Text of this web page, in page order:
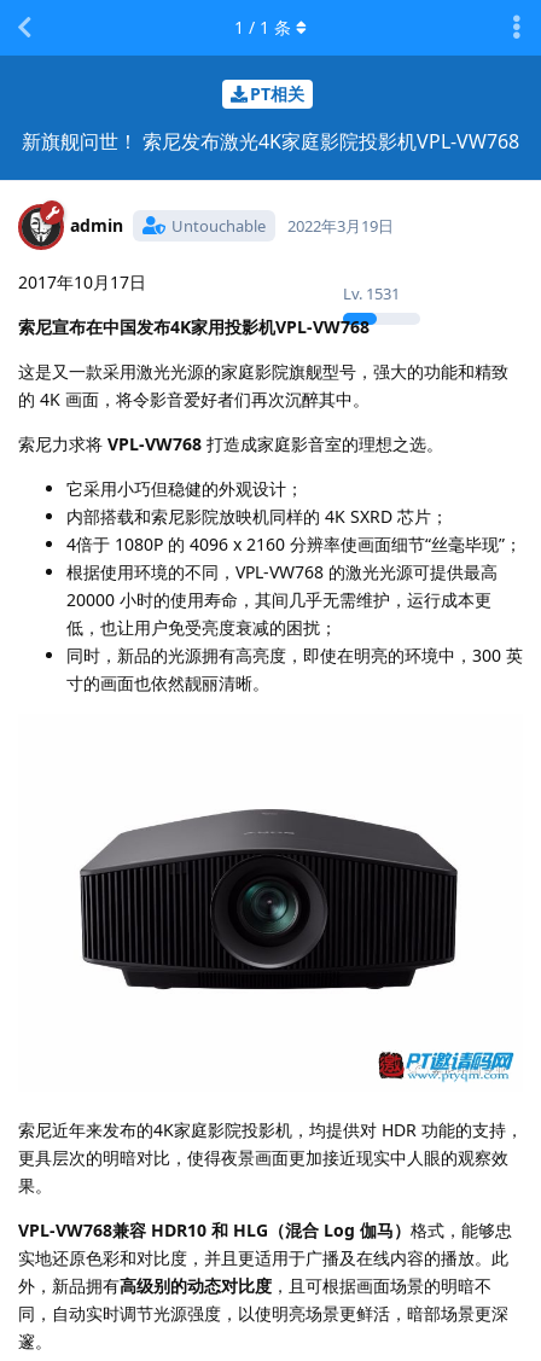
PT相关
新旗舰问世！ 索尼发布激光4K家庭影院投影机VPL-VW768
1 / 1 条
admin Untouchable
Lv. 1531
2022年3月19日
2017年10月17日
索尼宣布在中国发布4K家用投影机VPL-VW768
这是又一款采用激光光源的家庭影院旗舰型号，强大的功能和精致
的 4K 画面，将令影音爱好者们再次沉醉其中。
索尼力求将 VPL-VW768 打造成家庭影音室的理想之选。
它采用小巧但稳健的外观设计；
内部搭载和索尼影院放映机同样的 4K SXRD 芯片；
4倍于 1080P 的 4096 x 2160 分辨率使画面细节“丝毫毕现”；
根据使用环境的不同，VPL-VW768 的激光光源可提供最高
20000 小时的使用寿命，其间几乎无需维护，运行成本更
低，也让用户免受亮度衰减的困扰；
同时，新品的光源拥有高亮度，即使在明亮的环境中，300 英
寸的画面也依然靓丽清晰。
索尼近年来发布的4K家庭影院投影机，均提供对 HDR 功能的支持，
更具层次的明暗对比，使得夜景画面更加接近现实中人眼的观察效
果。
VPL-VW768兼容 HDR10 和 HLG（混合 Log 伽马） 格式，能够忠
实地还原色彩和对比度，并且更适用于广播及在线内容的播放。此
外，新品拥有高级别的动态对比度 ，且可根据画面场景的明暗不
同，自动实时调节光源强度，以使明亮场景更鲜活，暗部场景更深
邃。